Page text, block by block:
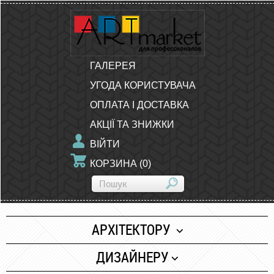
ГАЛЕРЕЯ
УГОДА КОРИСТУВАЧА
ОПЛАТА І ДОСТАВКА
АКЦІЇ ТА ЗНИЖКИ
ВІЙТИ
КОРЗИНА (0)
АРХІТЕКТОРУ
Папір
ДИЗАЙНЕРУ